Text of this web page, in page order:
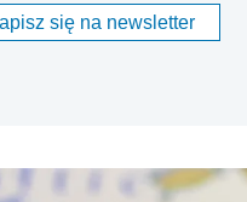
się na newsletter